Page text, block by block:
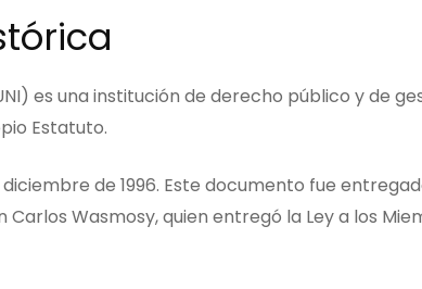
es una institución de derecho público y de
Estatuto.
diciembre de 1996. Este documento fue
Carlos Wasmosy, quien entregó la Ley a los